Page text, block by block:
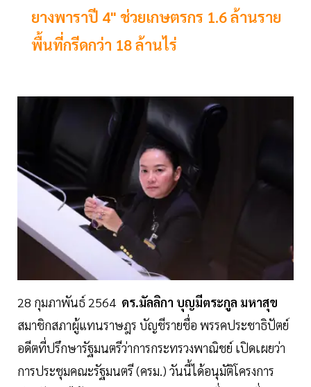
ยางพาราปี 4" ช่วยเกษตรกร 1.6 ล้านราย
พื้นที่กรีดกว่า 18 ล้านไร่
28 กุมภาพันธ์ 2564 ดร.มัลลิกา บุญมีตระกูล มหาสุข
สมาชิกสภาผู้แทนราษฎร บัญชีรายชื่อ พรรคประชาธิปัตย์
อดีตที่ปรึกษารัฐมนตรีว่าการกระทรวงพาณิชย์ เปิดเผยว่า
การประชุมคณะรัฐมนตรี (ครม.) วันนี้ได้อนุมัติโครงการ